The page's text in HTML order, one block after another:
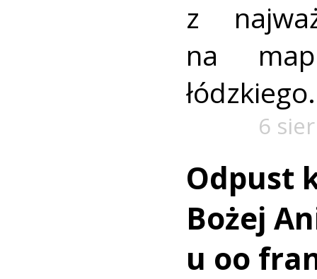
z
na
łódzkiego.
6
Odpust
Bożej
u oo